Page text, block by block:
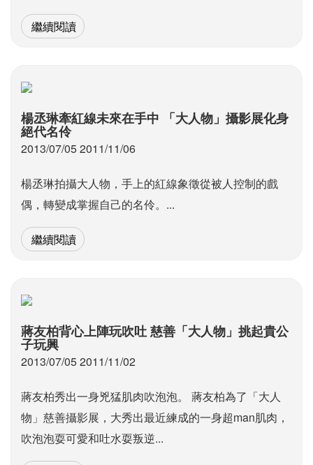
繼續閱讀
楊丞琳牽紅線未來在手中 「大人物」攝影展化身
絕代名伶
2013/07/05 2011/11/06
楊丞琳拍攝大人物，手上的紅線象徵從被人控制的戲
偶，轉變成掌握自己的名伶。...
繼續閱讀
蔣友柏背心上陣玩吹吐 慈善「大人物」挑起貴公
子玩興
2013/07/05 2011/11/02
蔣友柏秀出一身兇猛肌肉吹泡泡。 蔣友柏為了「大人
物」慈善攝影展，大秀出最近練成的一身超man肌肉，
吹泡泡耍可愛和吐水耍叛逆...